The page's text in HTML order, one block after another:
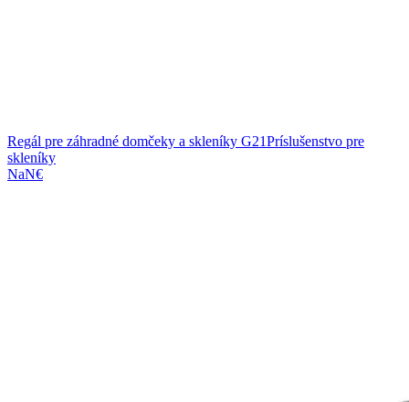
Regál pre záhradné domčeky a skleníky G21Príslušenstvo pre
skleníky
NaN€